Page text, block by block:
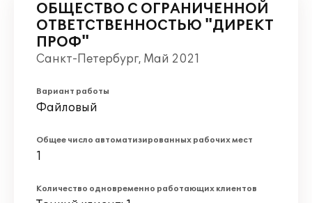
ОБЩЕСТВО С ОГРАНИЧЕННОЙ
ОТВЕТСТВЕННОСТЬЮ "ДИРЕКТ
ПРОФ"
Санкт-Петербург, Май 2021
Вариант работы
Файловый
Общее число автоматизированных рабочих мест
1
Количество одновременно работающих клиентов